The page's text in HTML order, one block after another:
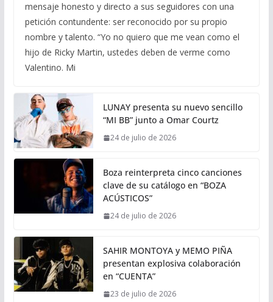
mensaje honesto y directo a sus seguidores con una
petición contundente: ser reconocido por su propio
nombre y talento. “Yo no quiero que me vean como el
hijo de Ricky Martin, ustedes deben de verme como
Valentino. Mi
LUNAY presenta su nuevo sencillo
“MI BB” junto a Omar Courtz
24 de julio de 2026
Boza reinterpreta cinco canciones
clave de su catálogo en “BOZA
ACÚSTICOS”
24 de julio de 2026
SAHIR MONTOYA y MEMO PIÑA
presentan explosiva colaboración
en “CUENTA”
23 de julio de 2026